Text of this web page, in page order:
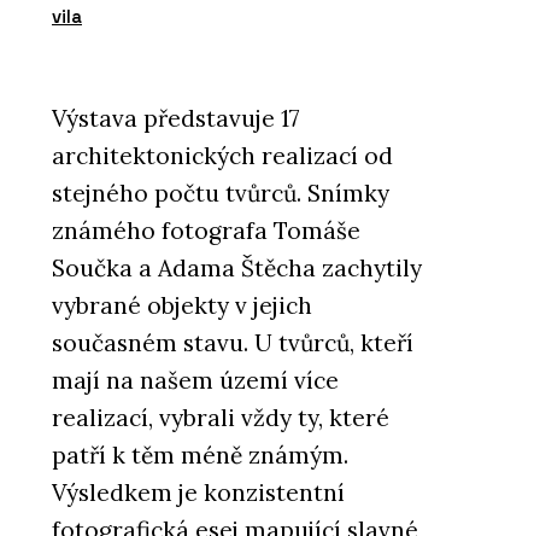
vila
Výstava představuje 17
architektonických realizací od
stejného počtu tvůrců. Snímky
známého fotografa Tomáše
Součka a Adama Štěcha zachytily
vybrané objekty v jejich
současném stavu. U tvůrců, kteří
mají na našem území více
realizací, vybrali vždy ty, které
patří k těm méně známým.
Výsledkem je konzistentní
fotografická esej mapující slavné